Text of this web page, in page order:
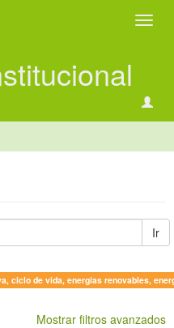
Ir
ciclo de vida, energías renovables,
Mostrar filtros avanzados